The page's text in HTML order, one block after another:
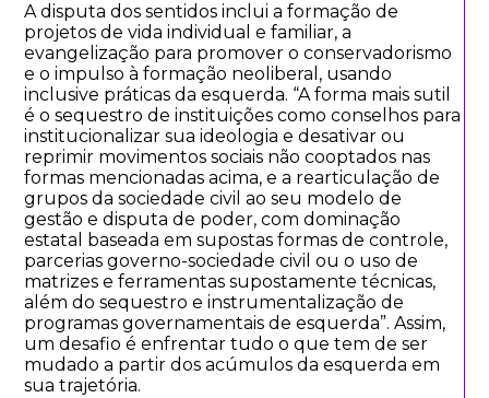
A disputa dos sentidos inclui a formação de
projetos de vida individual e familiar, a
evangelização para promover o conservadorismo
e o impulso à formação neoliberal, usando
inclusive práticas da esquerda. “A forma mais sutil
é o sequestro de instituições como conselhos para
institucionalizar sua ideologia e desativar ou
reprimir movimentos sociais não cooptados nas
formas mencionadas acima, e a rearticulação de
grupos da sociedade civil ao seu modelo de
gestão e disputa de poder, com dominação
estatal baseada em supostas formas de controle,
parcerias governo-sociedade civil ou o uso de
matrizes e ferramentas supostamente técnicas,
além do sequestro e instrumentalização de
programas governamentais de esquerda”. Assim,
um desafio é enfrentar tudo o que tem de ser
mudado a partir dos acúmulos da esquerda em
sua trajetória.